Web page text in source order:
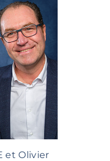
et Olivier